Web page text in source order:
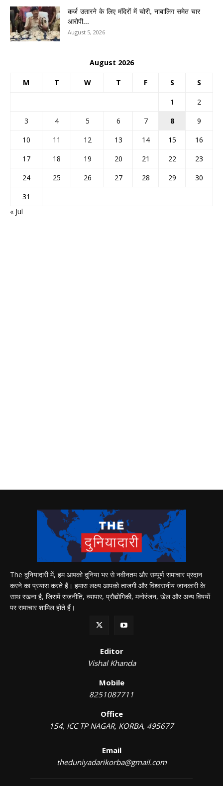
कर्ज उतारने के लिए मंदिरों में चोरी, नाबालिग समेत चार
आरोपी...
August 5, 2026
August 2026
M T W T F S S
1
2
3
4 5 6 7 8
9
10
11 12 13 14 15
16
17
18 19 20 21 22
23
24
25 26 27 28 29
30
31
« Jul
The दुनियादारी में, हम आपको दुनिया भर से नवीनतम और सम्पूर्ण समाचार प्रदान
करने का प्रयास करते हैं। हमारा लक्ष्य आपको ताजगी और विश्वसनीय जानकारी के
साथ रखना है, जिसमें राजनीति, व्यापार, प्रौद्योगिकी, मनोरंजन, खेल और अन्य विषयों
पर समाचार शामिल होते हैं।
Editor
Vishal Khanda
Mobile
8251087711
Office
154, ICC TP NAGAR, KORBA, 495677
Email
theduniyadarikorba@gmail.com